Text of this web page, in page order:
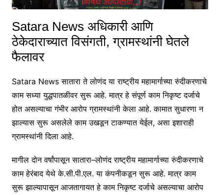
Satara News अधिकारी आणि
ठेकेदाराच्यात विसंगती, ग्रामस्थांनी घेतले
फैलावर
Satara News सातारा ते लोणंद या राष्ट्रीय महामार्गाच्या रुंदीकरणाचे
काम सध्या युद्धपातळीवर सुरू आहे. मात्र हे संपूर्ण काम निकृष्ट दर्जाचे
होत असल्याचा गंभीर आरोप ग्रामस्थांनी केला आहे. कामात सुधारणा न
झाल्यास सुरू असलेले काम उखडून टाकण्यात येईल, असा इशाराही
ग्रामस्थांनी दिला आहे.
मागील दोन वर्षांपासून सातारा–लोणंद राष्ट्रीय महामार्गाच्या रुंदीकरणाचे
काम हेरंबाद येथे के.सी.पी.एल. या कंपनीकडून सुरू आहे. मात्र काम
सुरू झाल्यापासून आजतागायत हे काम निकृष्ट दर्जाचे असल्याचा आरोप